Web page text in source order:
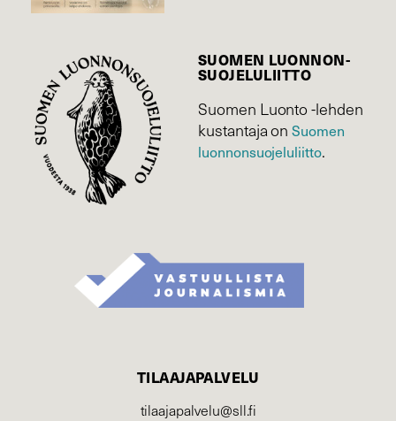
SUOMEN LUONNON­
SUOJELU­LIITTO
Suomen Luonto -lehden
kustantaja onSuomen
luonnonsuojelu­liitto.
TILAAJAPALVELU
tilaajapalvelu@sll.fi